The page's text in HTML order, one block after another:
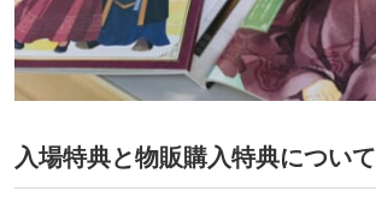
入場特典と物販購入特典について